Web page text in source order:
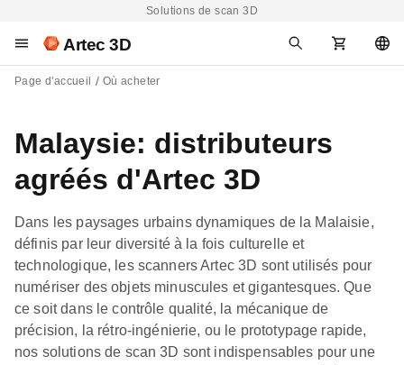
Solutions de scan 3D
Artec 3D
Page d'accueil Où acheter
Malaysie: distributeurs
agréés d'Artec 3D
Dans les paysages urbains dynamiques de la Malaisie,
définis par leur diversité à la fois culturelle et
technologique, les scanners Artec 3D sont utilisés pour
numériser des objets minuscules et gigantesques. Que
ce soit dans le contrôle qualité, la mécanique de
précision, la rétro-ingénierie, ou le prototypage rapide,
nos solutions de scan 3D sont indispensables pour une